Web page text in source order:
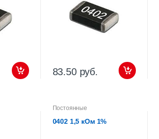
83.50 руб.
Постоянные
0402 1,5 кОм 1%